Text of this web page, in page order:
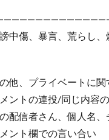
中傷、暴言、荒らし、
他、プライベートに関
ントの連投/同じ内容
配信者さん、個人名、
ント欄での言い合い